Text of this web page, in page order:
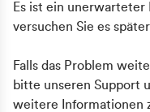
Es ist ein
versuchen Sie es
Falls das Problem
bitte unseren Support
weitere Informationen